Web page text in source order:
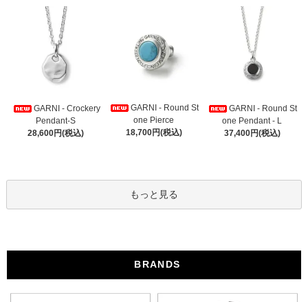
GARNI - Crockery
Pendant-S
28,600円(税込)
GARNI - Round St
one Pierce
18,700円(税込)
GARNI - Round St
one Pendant - L
37,400円(税込)
もっと見る
BRANDS